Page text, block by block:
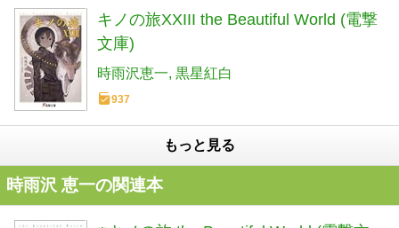
キノの旅XXIII the Beautiful World (電撃
文庫)
時雨沢恵一 黒星紅白
937
もっと見る
時雨沢 恵一の関連本